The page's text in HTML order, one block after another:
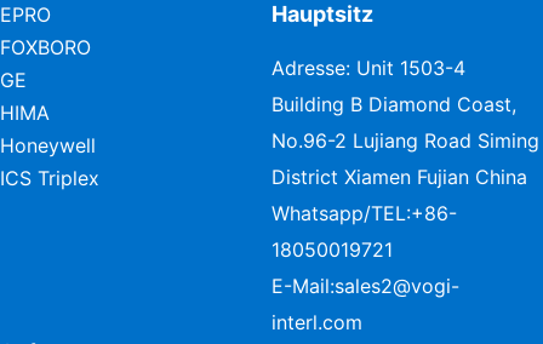
EPRO
FOXBORO
GE
HIMA
Honeywell
ICS Triplex
Hauptsitz
Adresse: Unit 1503-4
Building B Diamond Coast,
No.96-2 Lujiang Road Siming
District Xiamen Fujian China
Whatsapp/TEL:+86-
18050019721
E-Mail:sales2@vogi-
interl.com